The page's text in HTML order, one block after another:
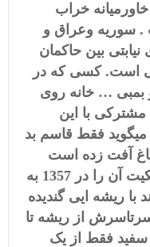
خراب
سوریه وعراق و
نیابتی بین حاکمان
است. کسی که در
بمبی … خانه روی
با این
فقط قاسم بد
باغ آفت زده است
همان باغی که خودشان سند مالکیت آن را در 1357 به
با ریشه ایی گندیده
از ریشه تا
فقط از یک